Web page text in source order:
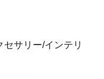
サリー/インテリ